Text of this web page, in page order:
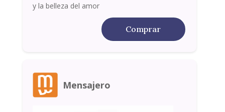
y la belleza del amor
Comprar
Mensajero